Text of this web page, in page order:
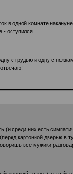
одной комнате
- оступился.
с грудью и одну с
(и среди них есть
картонной дверью в
все мужики